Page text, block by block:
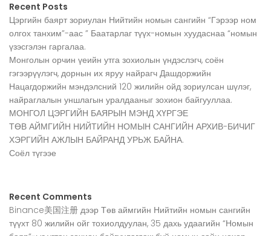
Recent Posts
Цэргийн баярт зориулан Нийтийн номын сангийн “Гэрээр ном
олгох танхим”-аас ” Баатарлаг түүх-номын хуудаснаа “номын
үзэсгэлэн гаргалаа.
Монголын орчин үеийн утга зохиолын үндэслэгч, соён
гэгээрүүлэгч, дорнын их яруу найрагч Дашдоржийн
Нацагдоржийн мэндэлсний 120 жилийн ойд зориулсан шүлэг,
найраглалын уншлагын уралдааныг зохион байгууллаа.
МОНГОЛ ЦЭРГИЙН БАЯРЫН МЭНД ХҮРГЭЕ
ТӨВ АЙМГИЙН НИЙТИЙН НОМЫН САНГИЙН АРХИВ-БИЧИГ
ХЭРГИЙН АЖЛЫН БАЙРАНД УРЬЖ БАЙНА.
Соёл түгээе
Recent Comments
Binance美国注册 дээр Төв аймгийн Нийтийн номын сангийн
түүхт 80 жилийн ойг тохиолдуулан, 35 дахь удаагийн “Номын